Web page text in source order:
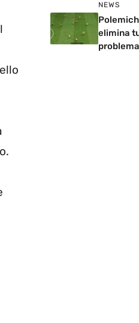
NEWS
elimina
problema